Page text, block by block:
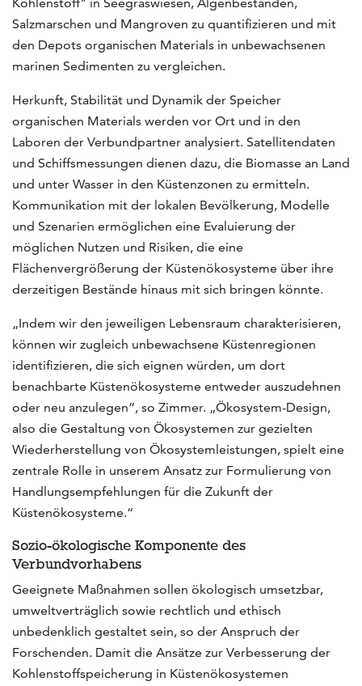
Salzmarschen und Mangroven zu quantifizieren und mit
den Depots organischen Materials in unbewachsenen
marinen Sedimenten zu vergleichen.
Herkunft, Stabilität und Dynamik der Speicher
organischen Materials werden vor Ort und in den
Laboren der Verbundpartner analysiert. Satellitendaten
und Schiffsmessungen dienen dazu, die Biomasse an Land
und unter Wasser in den Küstenzonen zu ermitteln.
Kommunikation mit der lokalen Bevölkerung, Modelle
und Szenarien ermöglichen eine Evaluierung der
möglichen Nutzen und Risiken, die eine
Flächenvergrößerung der Küstenökosysteme über ihre
derzeitigen Bestände hinaus mit sich bringen könnte.
„Indem wir den jeweiligen Lebensraum charakterisieren,
können wir zugleich unbewachsene Küstenregionen
identifizieren, die sich eignen würden, um dort
benachbarte Küstenökosysteme entweder auszudehnen
oder neu anzulegen“, so Zimmer. „Ökosystem-Design,
also die Gestaltung von Ökosystemen zur gezielten
Wiederherstellung von Ökosystemleistungen, spielt eine
zentrale Rolle in unserem Ansatz zur Formulierung von
Handlungsempfehlungen für die Zukunft der
Küstenökosysteme.“
Sozio-ökologische Komponente des
Verbundvorhabens
Geeignete Maßnahmen sollen ökologisch umsetzbar,
umweltverträglich sowie rechtlich und ethisch
unbedenklich gestaltet sein, so der Anspruch der
Forschenden. Damit die Ansätze zur Verbesserung der
Kohlenstoffspeicherung in Küstenökosystemen